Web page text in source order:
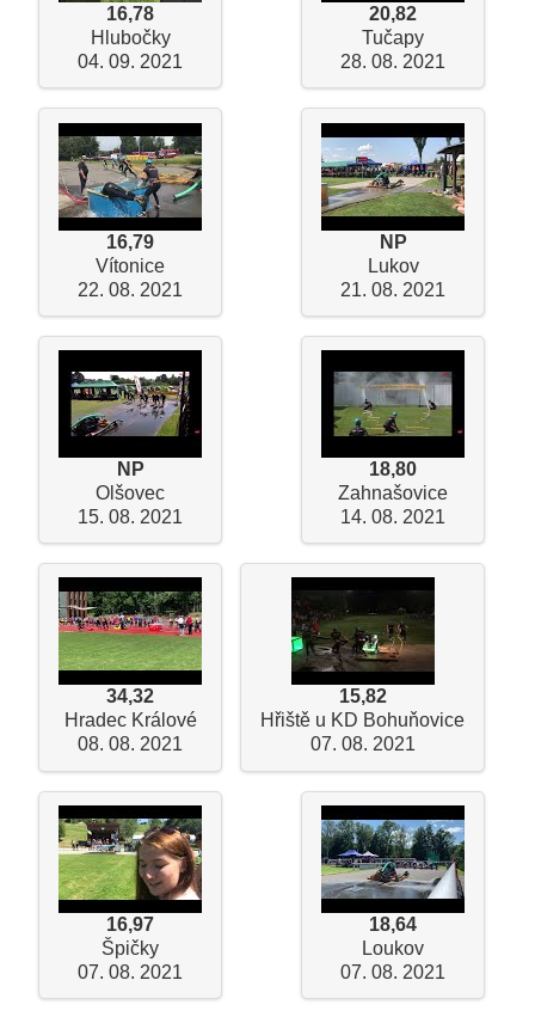
16,78
Hlubočky
04. 09. 2021
20,82
Tučapy
28. 08. 2021
16,79
Vítonice
22. 08. 2021
NP
Lukov
21. 08. 2021
NP
Olšovec
15. 08. 2021
18,80
Zahnašovice
14. 08. 2021
34,32
Hradec Králové
08. 08. 2021
15,82
Hřiště u KD Bohuňovice
07. 08. 2021
16,97
Špičky
07. 08. 2021
18,64
Loukov
07. 08. 2021